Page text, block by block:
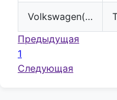
Volkswagen(VW)
Предыдущая
1
Следующая